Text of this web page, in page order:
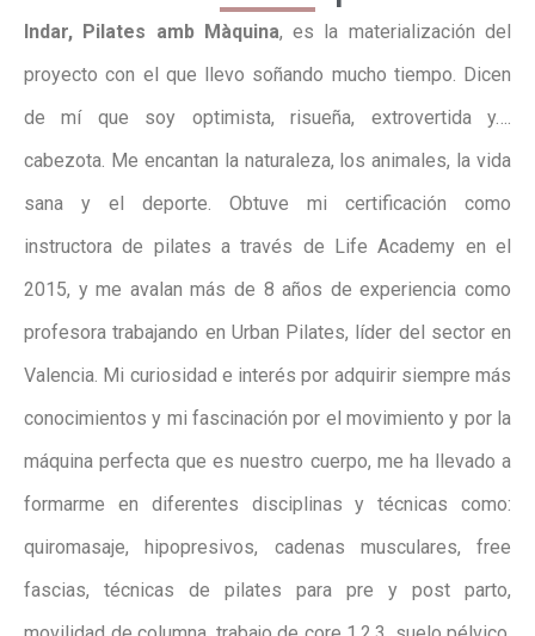
Indar, Pilates amb Màquina, es la materialización del
proyecto con el que llevo soñando mucho tiempo. Dicen
de mí que soy optimista, risueña, extrovertida y….
cabezota. Me encantan la naturaleza, los animales, la vida
sana y el deporte. Obtuve mi certificación como
instructora de pilates a través de Life Academy en el
2015, y me avalan más de 8 años de experiencia como
profesora trabajando en Urban Pilates, líder del sector en
Valencia. Mi curiosidad e interés por adquirir siempre más
conocimientos y mi fascinación por el movimiento y por la
máquina perfecta que es nuestro cuerpo, me ha llevado a
formarme en diferentes disciplinas y técnicas como:
quiromasaje, hipopresivos, cadenas musculares, free
fascias, técnicas de pilates para pre y post parto,